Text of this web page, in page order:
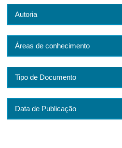
Autoria
Áreas de conhecimento
Tipo de Documento
Data de Publicação